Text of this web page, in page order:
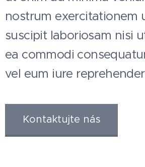
nostrum exercitationem
suscipit laboriosam nisi
ea commodi
vel eum iure
Kontaktujte nás